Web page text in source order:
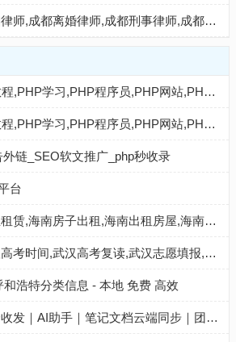
成都律师网-成都婚姻律师,成都离婚律师,成都刑事律师,成都房产律师,成都律师事务所排名
PHP教程,PHP入门教程,PHP学习,PHP程序员,PHP网站,PHP视频教程,Mysql教程,CMS教程,AI秒收录 - AI秒收录
PHP教程,PHP入门教程,PHP学习,PHP程序员,PHP网站,PHP视频教程,Mysql教程,CMS教程,AI收录网 - AI收录网
链_SEO软文推广_php秒收录
台
海南租房网-海南房屋租赁,海南房子出租,海南出租房屋,海南房地产中介,海南个人租房信息
武汉高考信息网-武汉高考时间,武汉高考复读,武汉志愿填报,武汉高考分数线,武汉高考成绩查询
和浩特分类信息 - 本地 免费 高效
橙子笔记-多邮箱聚合收发｜AI助手｜笔记文档云端同步｜团队与个人高效协作工具